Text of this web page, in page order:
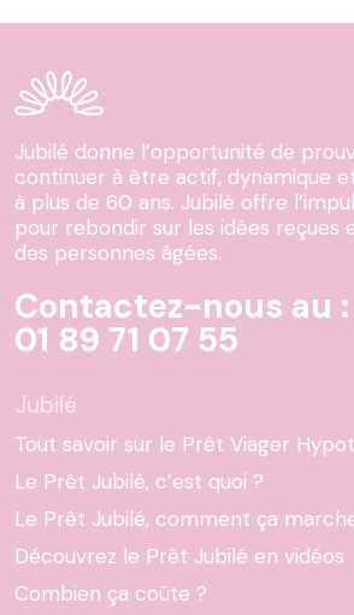
Jubilé donne l’opportunité de
continuer à être actif, dynamique
à plus de 60 ans. Jubilé offre
pour rebondir sur les idées reçues
des personnes âgées.
Contactez-nous au :
01 89 71 07 55
Jubilé
Tout savoir sur le Prêt Viager
Le Prêt Jubilé, c’est quoi ?
Le Prêt Jubilé, comment ça
Découvrez le Prêt Jubilé en vidéos
Combien ça coûte ?